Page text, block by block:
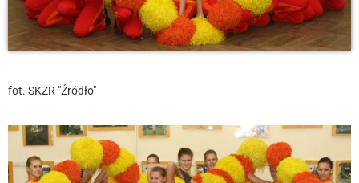
fot. SKZR "Źródło"